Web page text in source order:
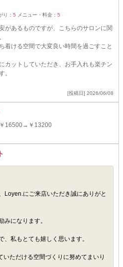
り： 5 メニュー・料金： 5
があるものですが、こちらのサロンに関
着ける空間で大変良い時間を過ごすこと
カットしていただき、お手入れも楽チン
。
[投稿日] 2026/06/08
￥16500→￥13200
Loyen.にご来店いただき誠にありがと
みになります。
私もとても嬉しく思います。
ただける空間づくりに努めてまいり